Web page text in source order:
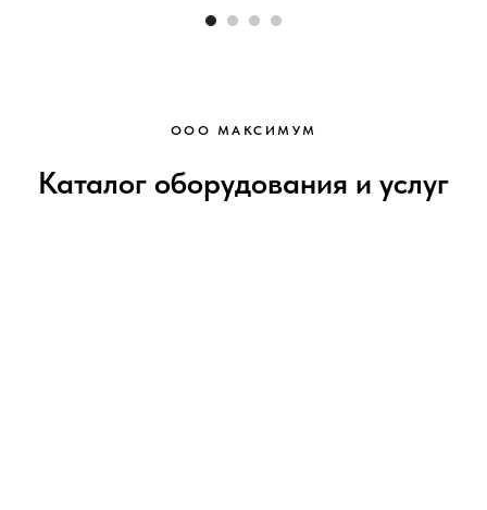
ООО МАКСИМУМ
Каталог оборудования и услуг